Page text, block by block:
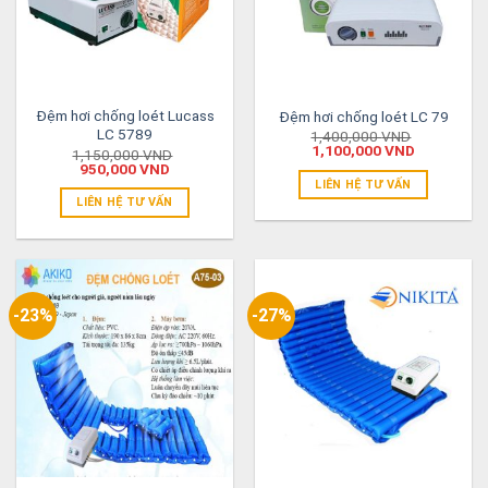
Đệm hơi chống loét Lucass
LC 5789
1,150,000VND
950,000VND
LIÊN HỆ TƯ VẤN
Đệm hơi chống loét LC 79
1,400,000VND
1,100,000VND
LIÊN HỆ TƯ VẤN
-23% -27%